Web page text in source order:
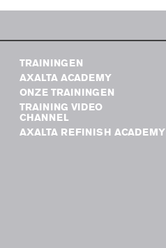
TRAININGEN
AXALTA ACADEMY
ONZE TRAININGEN
TRAINING VIDEO
CHANNEL
AXALTA REFINISH ACADEMY